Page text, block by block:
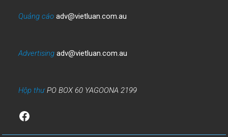
Quảng cáo adv@vietluan.com.au
Advertising adv@vietluan.com.au
Hộp thưPO BOX 60 YAGOONA 2199
Facebook